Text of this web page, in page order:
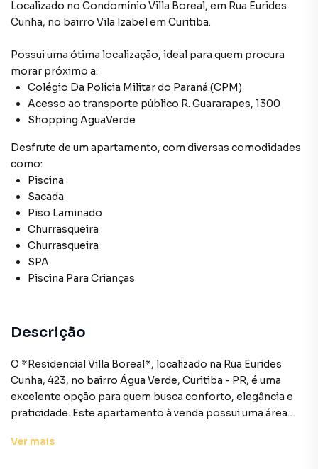
Localizado no Condomínio Villa Boreal, em Rua Eurides
Cunha, no bairro Vila Izabelem Curitiba.
Possui uma ótima localização, ideal para quem procura
morar próximo a:
Colégio Da Polícia Militar do Paraná (CPM)
Acesso ao transporte público R. Guararapes, 1300
Shopping AguaVerde
Desfrute de um apartamento, com diversas comodidades
como:
Piscina
Sacada
Piso Laminado
Churrasqueira
Churrasqueira
SPA
Piscina Para Crianças
Descrição
O *Residencial Villa Boreal*, localizado na Rua Eurides
Cunha, 423, no bairro Água Verde, Curitiba - PR, é uma
excelente opção para quem busca conforto, elegância e
praticidade. Este apartamento à venda possui uma área
oferecendo espaço e sofisticação.
Ver mais